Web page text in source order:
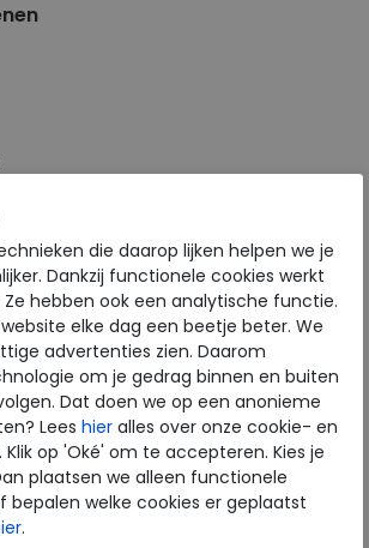
die daarop lijken helpen we je
Dankzij functionele cookies werkt
hebben ook een analytische functie.
elke dag een beetje beter. We
advertenties zien. Daarom
om je gedrag binnen en buiten
Dat doen we op een anonieme
Lees hier alles over onze cookie- en
op 'Oké' om te accepteren. Kies je
plaatsen we alleen functionele
bepalen welke cookies er geplaatst
.